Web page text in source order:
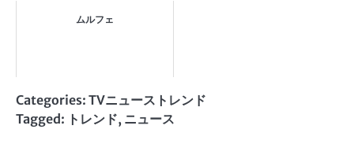
ムルフェ
Categories: TVニューストレンド
Tagged: トレンド, ニュース